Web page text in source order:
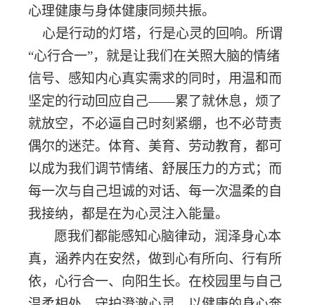
心理健康与身体健康同频共振。
心是行动的灯塔，行是心灵的回响。所谓
“心行合一”，就是让我们在关照大脑的情绪
信号、感知内心真实需求的同时，用温和而
坚定的行动回应自己——累了就休息，烦了
就放空，不必逼自己时刻紧绷，也不必苛责
偶尔的迷茫。体育、美育、劳动教育，都可
以成为我们调节情绪、舒展压力的方式；而
每一次与自己坦诚的对话、每一次温柔的自
我接纳，都是在为心灵注入能量。
愿我们都能感知心脑律动，润泽身心本
真，涵养内在安然，做到心有所向、行有所
依，心行合一、向阳生长。在校园里与自己